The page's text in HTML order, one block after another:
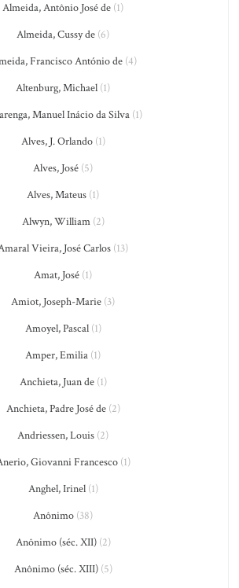
Almeida, Antônio José de (1)
Almeida, Cussy de (6)
Francisco António de (4)
Altenburg, Michael (1)
Manuel Inácio da Silva(1)
Alves, J. Orlando(1)
Alves, José (5)
Alves, Mateus (1)
Alwyn, William(2)
Vieira, José Carlos (13)
Amat, José (1)
Amiot, Joseph-Marie (3)
Amoyel, Pascal(1)
Amper, Emilia (1)
Anchieta, Juan de(1)
Anchieta, Padre José de(2)
Andriessen, Louis (2)
Giovanni Francesco(1)
Anghel, Irinel(1)
Anônimo (38)
Anônimo (séc. XII)(2)
Anônimo (séc. XIII)(5)